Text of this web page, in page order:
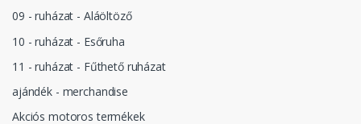
09 - ruházat - Aláöltöző
10 - ruházat - Esőruha
11 - ruházat - Fűthető ruházat
ajándék - merchandise
Akciós motoros termékek